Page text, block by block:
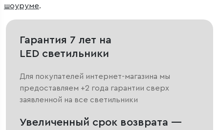
шоуруме.
Гарантия 7 лет на
LED светильники
Для покупателей интернет-магазина мы
предоставляем +2 года гарантии сверх
заявленной на все светильники
Увеличенный срок возврата —